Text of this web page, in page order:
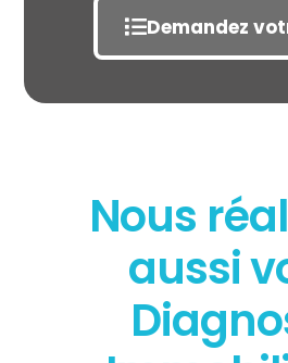
État des
POLLUTION
Demandez
Nous
aussi